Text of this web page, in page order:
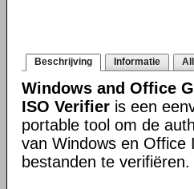
Beschrijving Informatie
Windows and Office
ISO Verifier is een
portable tool om de
van Windows en Office
bestanden te verifiëren.